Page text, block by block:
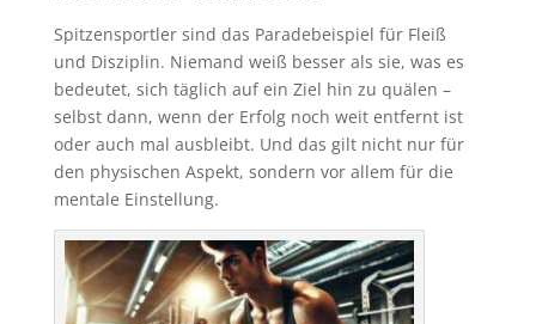
Spitzensportler sind das Paradebeispiel für Fleiß
und Disziplin. Niemand weiß besser als sie, was es
bedeutet, sich täglich auf ein Ziel hin zu quälen –
selbst dann, wenn der Erfolg noch weit entfernt ist
oder auch mal ausbleibt. Und das gilt nicht nur für
den physischen Aspekt, sondern vor allem für die
mentale Einstellung.